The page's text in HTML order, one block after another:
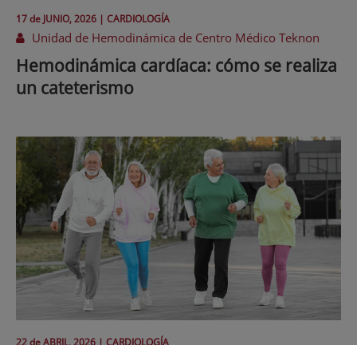
17 de JUNIO, 2026 | CARDIOLOGÍA
Unidad de Hemodinámica de Centro Médico Teknon
Hemodinámica cardíaca: cómo se realiza
un cateterismo